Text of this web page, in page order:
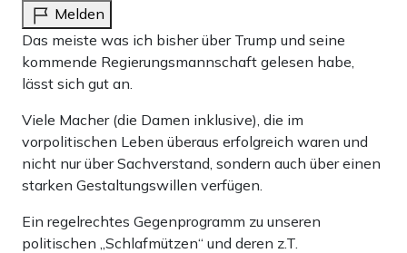
Melden
Das meiste was ich bisher über Trump und seine
kommende Regierungsmannschaft gelesen habe,
lässt sich gut an.
Viele Macher (die Damen inklusive), die im
vorpolitischen Leben überaus erfolgreich waren und
nicht nur über Sachverstand, sondern auch über einen
starken Gestaltungswillen verfügen.
Ein regelrechtes Gegenprogramm zu unseren
politischen „Schlafmützen“ und deren z.T.